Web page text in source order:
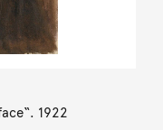
1922